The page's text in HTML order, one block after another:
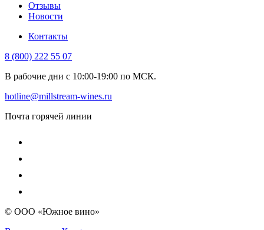
Отзывы
Новости
Контакты
8 (800) 222 55 07
В рабочие дни с 10:00-19:00 по МСК.
hotline@millstream-wines.ru
Почта горячей линии
© ООО «Южное вино»